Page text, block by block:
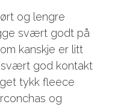
og lengre
svært godt på
kanskje er litt
god kontakt
tykk fleece
og